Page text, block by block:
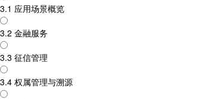
3.1 应用场景概览
3.2 金融服务
3.3 征信管理
3.4 权属管理与溯源